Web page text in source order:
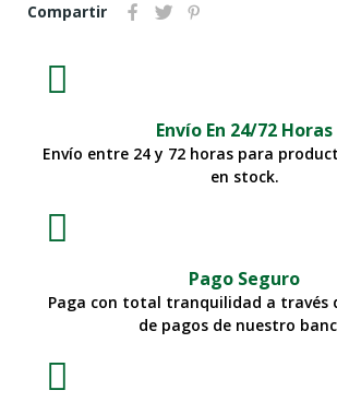
Compartir
Envío En 24/72 Horas
Envío entre 24 y 72 horas para
en stock.
Pago Seguro
Paga con total tranquilidad a través
de pagos de nuestro